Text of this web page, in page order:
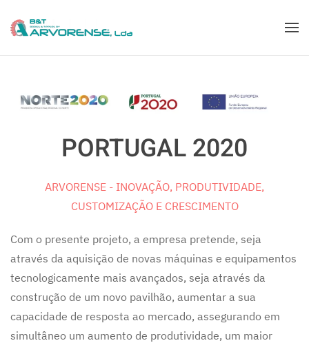
PORTUGAL 2020
ARVORENSE - INOVAÇÃO, PRODUTIVIDADE,
CUSTOMIZAÇÃO E CRESCIMENTO
Com o presente projeto, a empresa pretende, seja
através da aquisição de novas máquinas e equipamentos
tecnologicamente mais avançados, seja através da
construção de um novo pavilhão, aumentar a sua
capacidade de resposta ao mercado, assegurando em
simultâneo um aumento de produtividade, um maior